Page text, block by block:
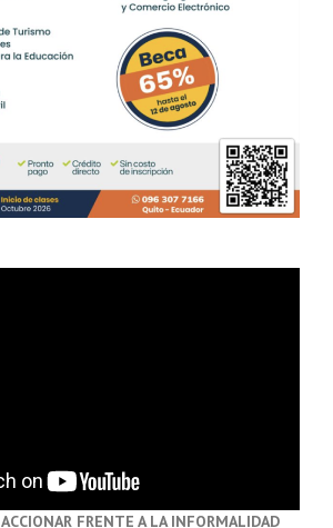
ACCIONAR FRENTE A LA INFORMALIDAD